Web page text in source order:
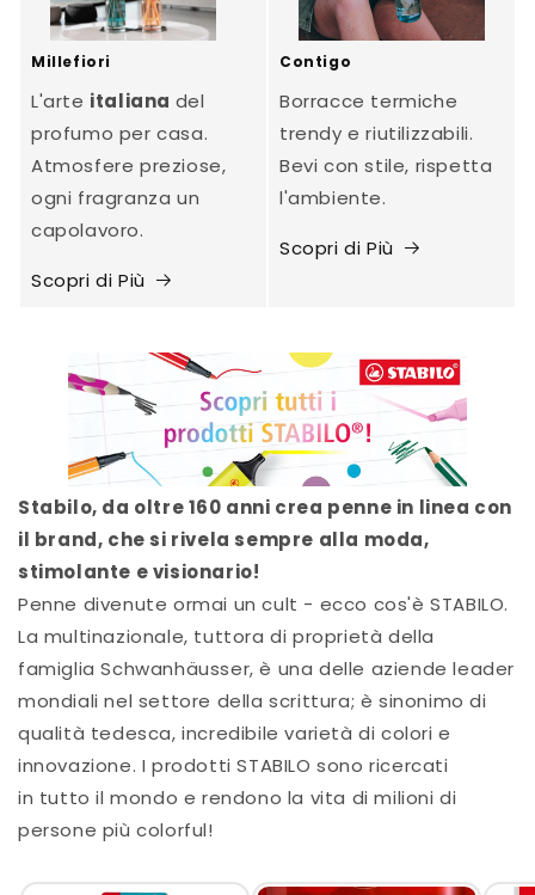
Millefiori
L'arte italiana del
profumo per casa.
Atmosfere preziose,
ogni fragranza un
capolavoro.
Scopri di Più
Contigo
Borracce termiche
trendy e riutilizzabili.
Bevi con stile, rispetta
l'ambiente.
Scopri di Più
Stabilo, da oltre 160 anni crea penne in linea con
il brand, che si rivela sempre alla moda,
stimolante e visionario!
Penne divenute ormai un cult - ecco cos'è STABILO.
La multinazionale, tuttora di proprietà della
famiglia Schwanhäusser, è una delle aziende leader
mondiali nel settore della scrittura; è sinonimo di
qualità tedesca, incredibile varietà di colori e
innovazione. I prodotti STABILO sono ricercati
in tutto il mondo e rendono la vita di milioni di
persone più colorful!